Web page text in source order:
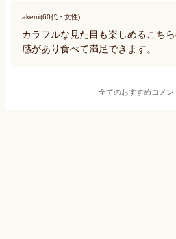
akemi(60代・女性)
カラフルな見た目も楽しめるこち
感があり食べて満足できます。
全てのおすすめコメン